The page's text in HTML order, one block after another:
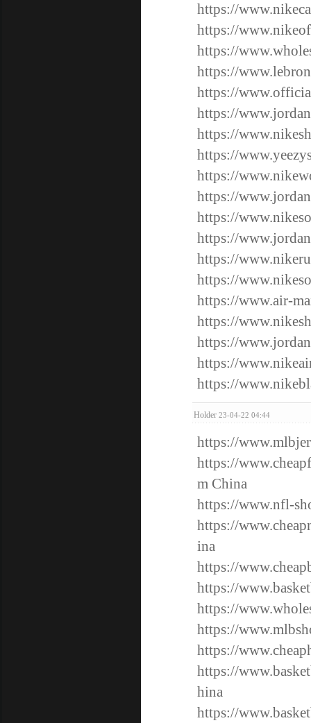
https://
https://
https://
https://
https://
https://
https://
https://
https://
https://
https://
https://
https://
https://
https://www.air-
https://
https://
https://
https://
Holder 23-04-22 04:44
https://
https://
m China
https://www.nfl-
https://
ina
https://
https://
https://
https://
https://
https://
hina
https://